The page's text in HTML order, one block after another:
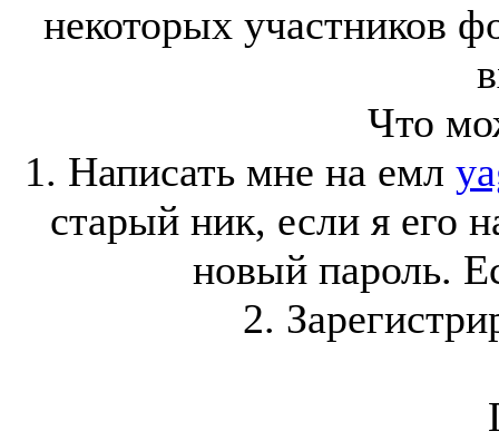
некоторых участников
Что
1. Написать мне на емл
старый ник, если я его
новый пароль.
2.